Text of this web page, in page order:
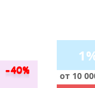
от 10